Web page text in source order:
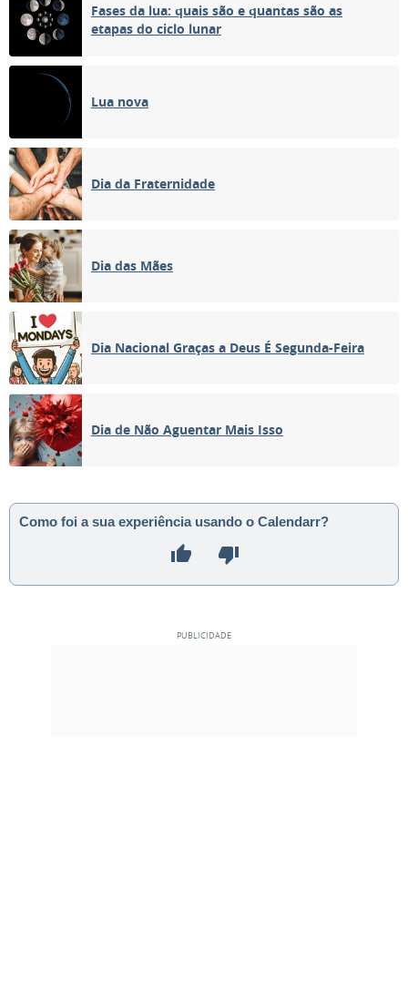
Fases da lua: quais são e quantas são as
etapas do ciclo lunar
Lua nova
Dia da Fraternidade
Dia das Mães
Dia Nacional Graças a Deus É Segunda-Feira
Dia de Não Aguentar Mais Isso
Como foi a sua experiência usando o Calendarr?